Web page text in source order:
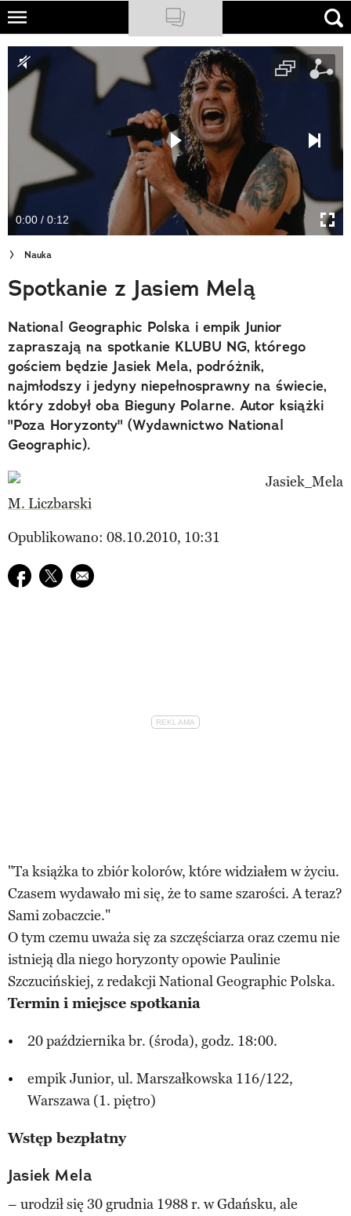
Skip
main
content
NATIONAL GEOGRAPHIC
TRAVELER
PODCASTY
Newsletter
Cuda Polski
Wielki Konkurs Fotograficzny
Trendbook Podróżniczy
Polecane
0:00 / 0:12
Nauka
Spotkanie z Jasiem Melą
National Geographic Polska i empik Junior
zapraszają na spotkanie KLUBU NG, którego
gościem będzie Jasiek Mela, podróżnik,
najmłodszy i jedyny niepełnosprawny na świecie,
który zdobył oba Bieguny Polarne. Autor książki
"Poza Horyzonty" (Wydawnictwo National
Geographic).
M. Liczbarski
Opublikowano: 08.10.2010, 10:31
Udostępnij na facebook
Udostępnij na twitter
E-mail do przyjaciela
"Ta książka to zbiór kolorów, które widziałem w życiu.
Czasem wydawało mi się, że to same szarości. A teraz?
Sami zobaczcie."
O tym czemu uważa się za szczęściarza oraz czemu nie
istnieją dla niego horyzonty opowie Paulinie
Szczucińskiej, z redakcji National Geographic Polska.
Termin i miejsce spotkania
20 października br. (środa), godz. 18:00.
empik Junior, ul. Marszałkowska 116/122,
Warszawa (1. piętro)
Wstęp bezpłatny
Jasiek Mela
– urodził się 30 grudnia 1988 r. w Gdańsku, ale